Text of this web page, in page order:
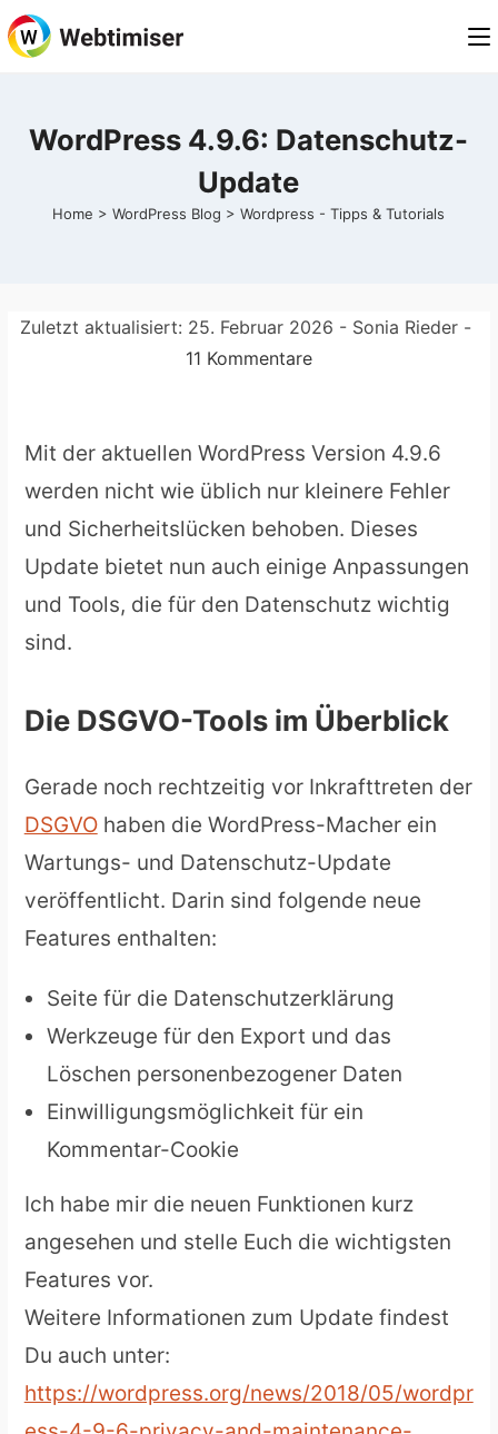
Zum
Inhalt
WordPress 4.9.6: Datenschutz-
Update
Home >WordPress Blog >Wordpress - Tipps & Tutorials
Zuletzt aktualisiert: 25. Februar 2026 - Sonia Rieder -
11 Kommentare
Mit der aktuellen WordPress Version 4.9.6
werden nicht wie üblich nur kleinere Fehler
und Sicherheitslücken behoben. Dieses
Update bietet nun auch einige Anpassungen
und Tools, die für den Datenschutz wichtig
sind.
Die DSGVO-Tools im Überblick
Gerade noch rechtzeitig vor Inkrafttreten der
DSGVOhaben die WordPress-Macher ein
Wartungs- und Datenschutz-Update
veröffentlicht. Darin sind folgende neue
Features enthalten:
Seite für die Datenschutzerklärung
Werkzeuge für den Export und das
Löschen personenbezogener Daten
Einwilligungsmöglichkeit für ein
Kommentar-Cookie
Ich habe mir die neuen Funktionen kurz
angesehen und stelle Euch die wichtigsten
Features vor.
Weitere Informationen zum Update findest
Du auch unter:
https://wordpress.org/news/2018/05/wordpr